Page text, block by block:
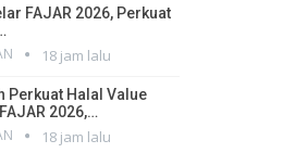
FAJAR 2026, Perkuat
18 jam lalu
Perkuat Halal Value
2026,…
18 jam lalu